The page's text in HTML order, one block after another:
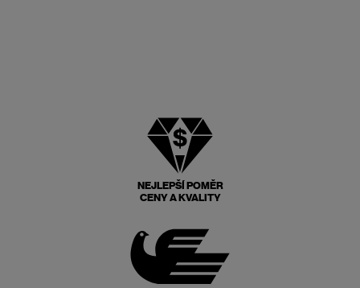
NEJLEPŠÍ POMĚR
CENY A KVALITY